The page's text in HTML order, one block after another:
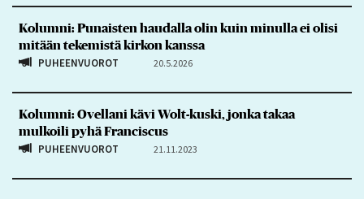
Kolumni: Punaisten haudalla olin kuin minulla ei olisi
mitään tekemistä kirkon kanssa
PUHEENVUOROT 20.5.2026
Kolumni: Ovellani kävi Wolt-kuski, jonka takaa
mulkoili pyhä Franciscus
PUHEENVUOROT 21.11.2023